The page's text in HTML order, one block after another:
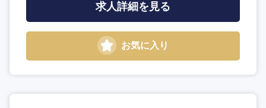
求人詳細を見る
お気に入り